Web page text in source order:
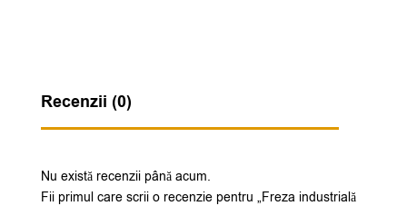
Recenzii (0)
Nu există recenzii până acum.
Fii primul care scrii o recenzie pentru „Freza industrială